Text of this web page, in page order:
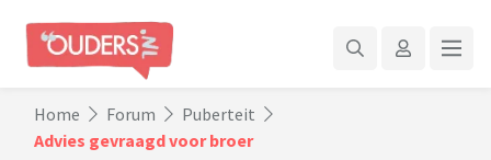
Home Forum
Puberteit
Advies gevraagd voor broer